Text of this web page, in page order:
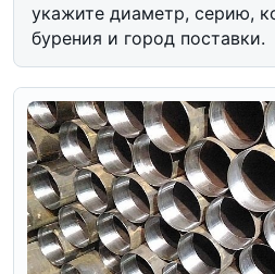
укажите диаметр, серию,
бурения и город поставки.